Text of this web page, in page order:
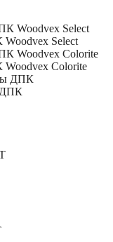
Select
Colorite
ДПК